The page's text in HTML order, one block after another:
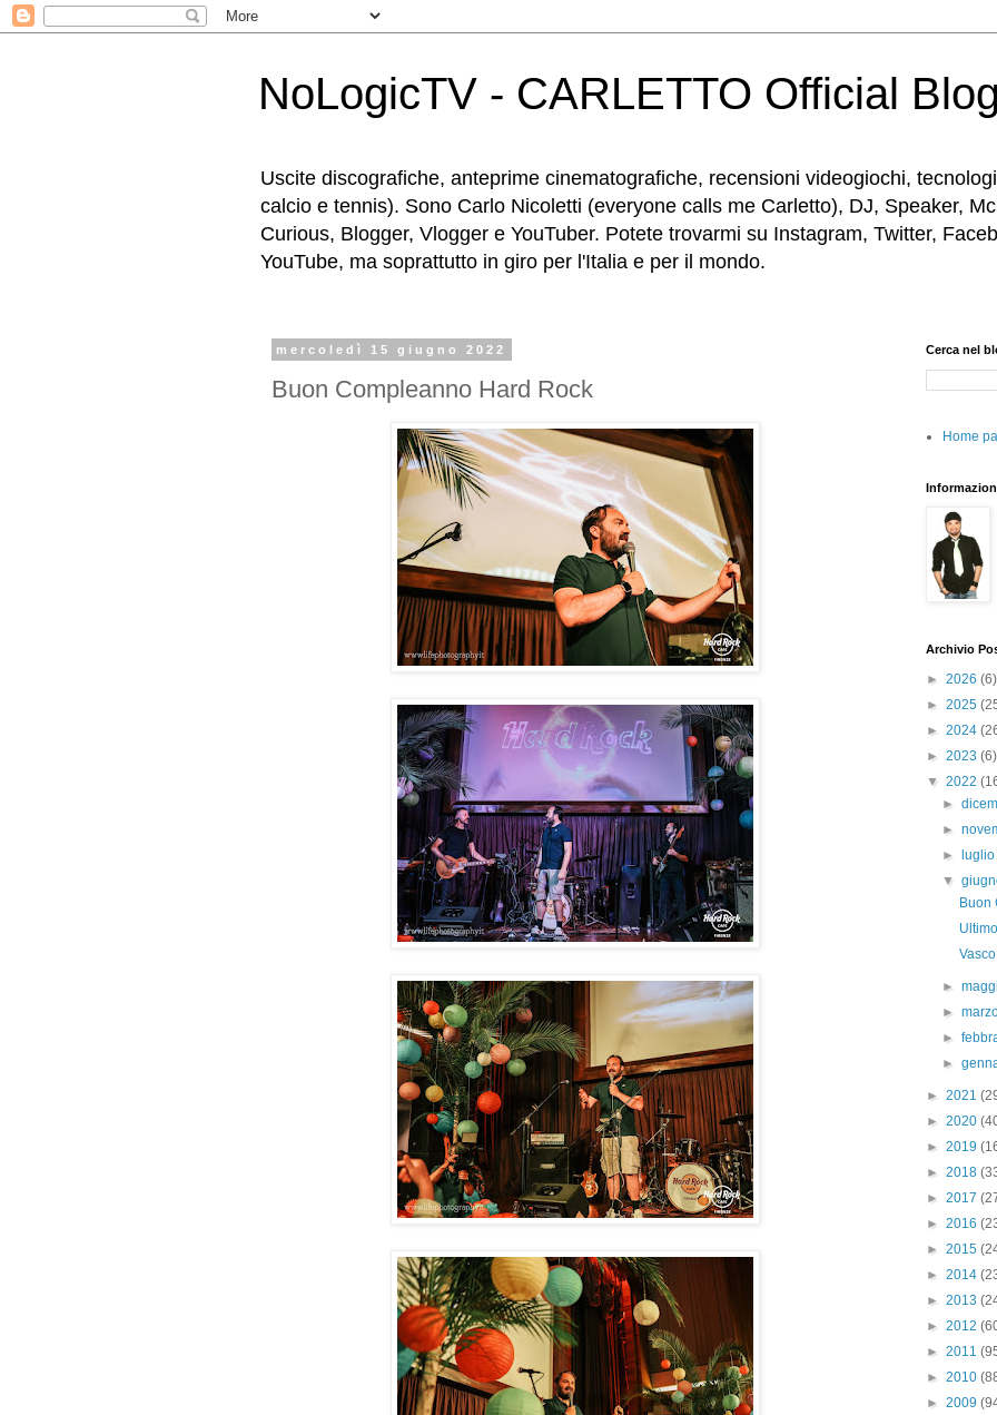
NoLogicTV - CARLETTO Official Blog
Uscite discografiche, anteprime cinematografiche, recensioni videogiochi,
calcio e tennis). Sono Carlo Nicoletti (everyone calls me Carletto), DJ, Speaker,
Curious, Blogger, Vlogger e YouTuber. Potete trovarmi su Instagram, Twitter,
YouTube, ma soprattutto in giro per l'Italia e per il mondo.
mercoledì 15 giugno 2022
Buon Compleanno Hard Rock
Cerca nel
Home
Archivio
► 2026 (6)
► 2025
► 2024
► 2023 (6)
▼ 2022
►
►
►
▼
Buon
►
►
►
►
► 2021
► 2020
► 2019
► 2018
► 2017
► 2016
► 2015
► 2014
► 2013
► 2012
► 2011
► 2010
► 2009